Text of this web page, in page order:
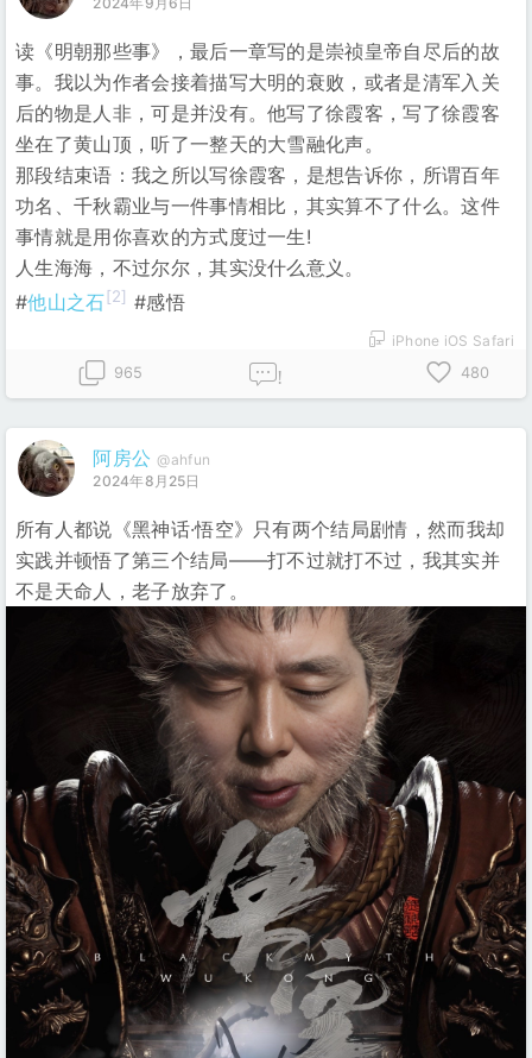
读《明朝那些事》，最后一章写的是崇祯皇帝自尽后的故
事。我以为作者会接着描写大明的衰败，或者是清军入关
后的物是人非，可是并没有。他写了徐霞客，写了徐霞客
坐在了黄山顶，听了一整天的大雪融化声。
那段结束语：我之所以写徐霞客，是想告诉你，所谓百年
功名、千秋霸业与一件事情相比，其实算不了什么。这件
事情就是用你喜欢的方式度过一生!
人生海海，不过尔尔，其实没什么意义。
#他山之石[2] #感悟
iPhone iOS Safari
965
! 480
阿房公 @ahfun
2024年8月25日
所有人都说《黑神话·悟空》只有两个结局剧情，然而我却
实践并顿悟了第三个结局——打不过就打不过，我其实并
不是天命人，老子放弃了。